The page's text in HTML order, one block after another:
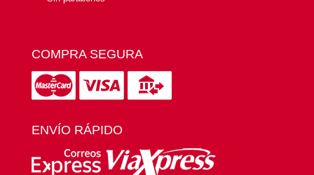
COMPRA SEGURA
ENVÍO RÁPIDO